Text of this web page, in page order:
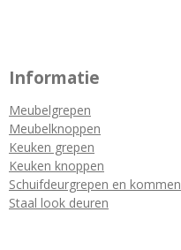
Informatie
Meubelgrepen
Meubelknoppen
Keuken grepen
Keuken knoppen
Schuifdeurgrepen en kommen
Staal look deuren